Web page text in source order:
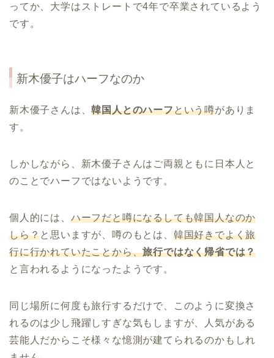
ってか、大学はストレートで4年で卒業されているよう
です。
新木優子はハーフなのか
新木優子さんは、韓国人とのハーフという噂がありま
す。
しかしながら、新木優子さんはご両親ともに日本人と
のことでハーフではないようです。
個人的には、 ハーフだと噂になるしても韓国人なのか
しら？と思いますが、噂のもとは、 韓国好きでよく旅
行に行かれていたことから、旅行ではなく帰省では？
と言われるようになったようです。
同じ場所に何度も旅行するだけで、このように変換さ
れるのは少し飛躍しすぎな気もしますが、人気がある
芸能人だからこそ様々な憶測が建てられるのかもしれ